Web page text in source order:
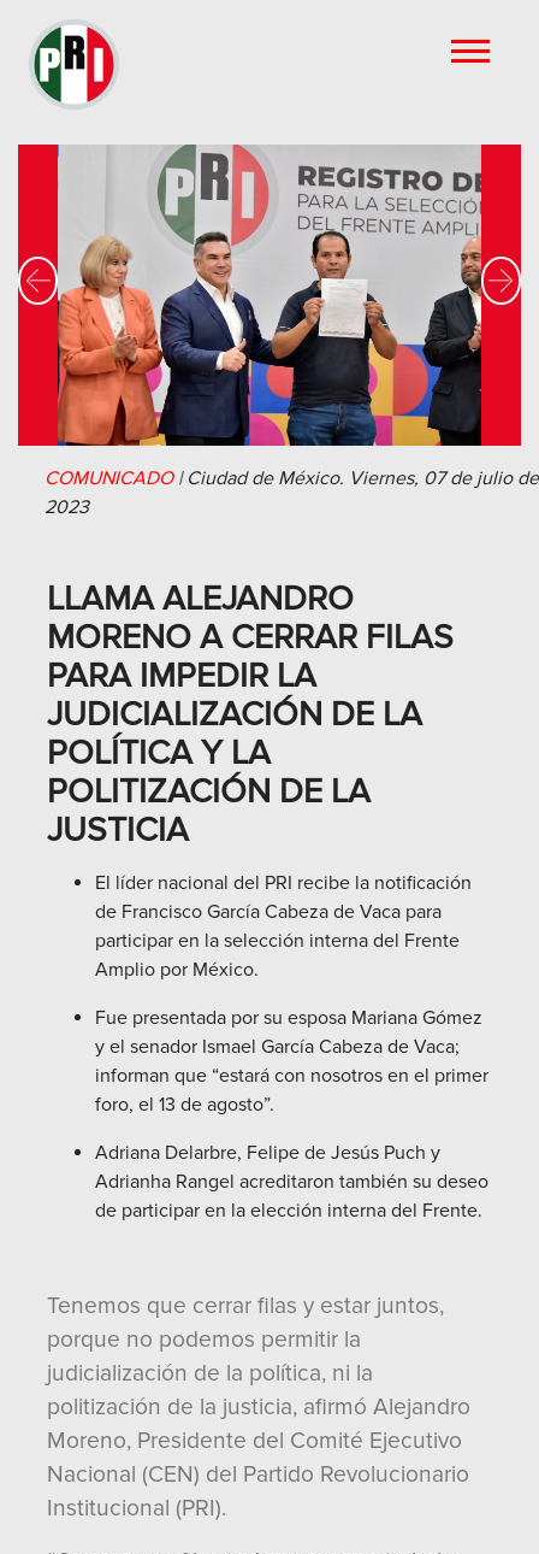
Previous Next
COMUNICADO| Ciudad de México. Viernes, 07 de julio de
2023
LLAMA ALEJANDRO
MORENO A CERRAR FILAS
PARA IMPEDIR LA
JUDICIALIZACIÓN DE LA
POLÍTICA Y LA
POLITIZACIÓN DE LA
JUSTICIA
El líder nacional del PRI recibe la notificación
de Francisco García Cabeza de Vaca para
participar en la selección interna del Frente
Amplio por México.
Fue presentada por su esposa Mariana Gómez
y el senador Ismael García Cabeza de Vaca;
informan que “estará con nosotros en el primer
foro, el 13 de agosto”.
Adriana Delarbre, Felipe de Jesús Puch y
Adrianha Rangel acreditaron también su deseo
de participar en la elección interna del Frente.
Tenemos que cerrar filas y estar juntos,
porque no podemos permitir la
judicialización de la política, ni la
politización de la justicia, afirmó Alejandro
Moreno, Presidente del Comité Ejecutivo
Nacional (CEN) del Partido Revolucionario
Institucional (PRI).